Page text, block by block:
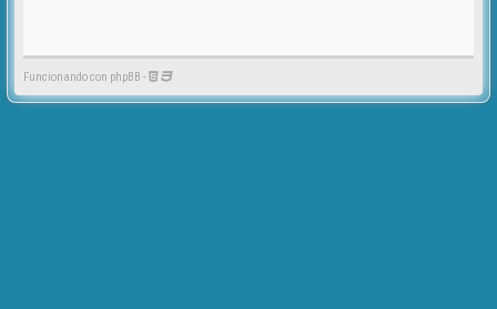
Funcionando con phpBB -